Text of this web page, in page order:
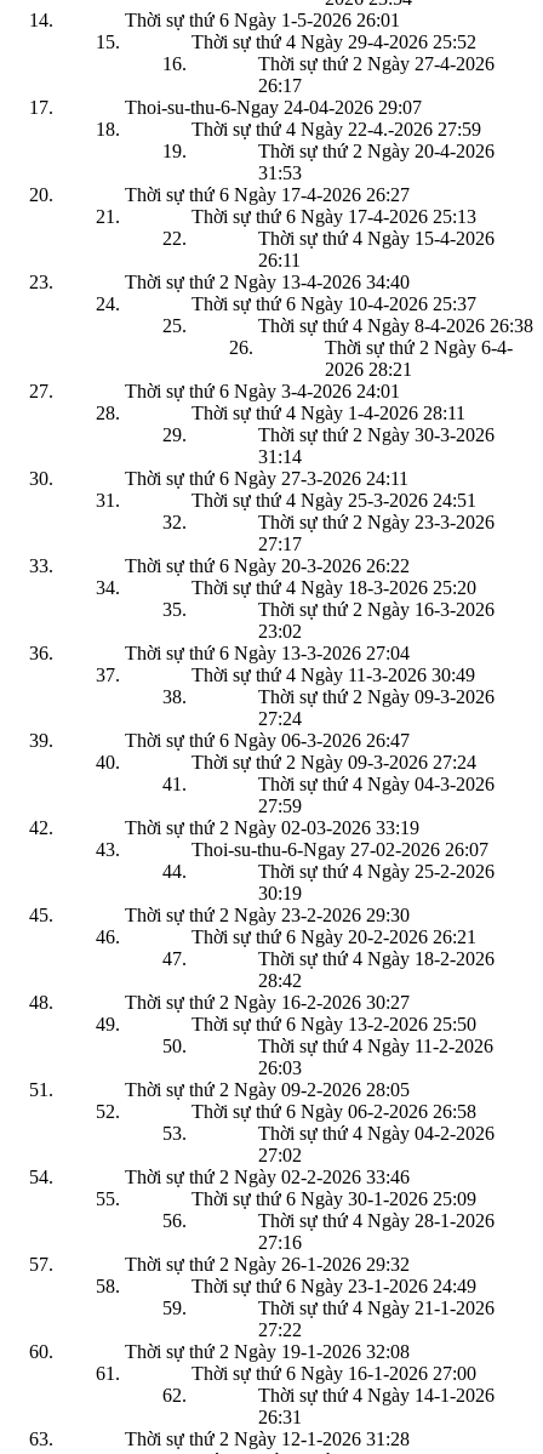
Thời sự thứ 6 Ngày 1-5-2026 26:01
Thời sự thứ 4 Ngày 29-4-2026 25:52
Thời sự thứ 2 Ngày 27-4-2026
26:17
Thoi-su-thu-6-Ngay 24-04-2026 29:07
Thời sự thứ 4 Ngày 22-4.-2026 27:59
Thời sự thứ 2 Ngày 20-4-2026
31:53
Thời sự thứ 6 Ngày 17-4-2026 26:27
Thời sự thứ 6 Ngày 17-4-2026 25:13
Thời sự thứ 4 Ngày 15-4-2026
26:11
Thời sự thứ 2 Ngày 13-4-2026 34:40
Thời sự thứ 6 Ngày 10-4-2026 25:37
Thời sự thứ 4 Ngày 8-4-2026 26:38
Thời sự thứ 2 Ngày 6-4-
2026 28:21
Thời sự thứ 6 Ngày 3-4-2026 24:01
Thời sự thứ 4 Ngày 1-4-2026 28:11
Thời sự thứ 2 Ngày 30-3-2026
31:14
Thời sự thứ 6 Ngày 27-3-2026 24:11
Thời sự thứ 4 Ngày 25-3-2026 24:51
Thời sự thứ 2 Ngày 23-3-2026
27:17
Thời sự thứ 6 Ngày 20-3-2026 26:22
Thời sự thứ 4 Ngày 18-3-2026 25:20
Thời sự thứ 2 Ngày 16-3-2026
23:02
Thời sự thứ 6 Ngày 13-3-2026 27:04
Thời sự thứ 4 Ngày 11-3-2026 30:49
Thời sự thứ 2 Ngày 09-3-2026
27:24
Thời sự thứ 6 Ngày 06-3-2026 26:47
Thời sự thứ 2 Ngày 09-3-2026 27:24
Thời sự thứ 4 Ngày 04-3-2026
27:59
Thời sự thứ 2 Ngày 02-03-2026 33:19
Thoi-su-thu-6-Ngay 27-02-2026 26:07
Thời sự thứ 4 Ngày 25-2-2026
30:19
Thời sự thứ 2 Ngày 23-2-2026 29:30
Thời sự thứ 6 Ngày 20-2-2026 26:21
Thời sự thứ 4 Ngày 18-2-2026
28:42
Thời sự thứ 2 Ngày 16-2-2026 30:27
Thời sự thứ 6 Ngày 13-2-2026 25:50
Thời sự thứ 4 Ngày 11-2-2026
26:03
Thời sự thứ 2 Ngày 09-2-2026 28:05
Thời sự thứ 6 Ngày 06-2-2026 26:58
Thời sự thứ 4 Ngày 04-2-2026
27:02
Thời sự thứ 2 Ngày 02-2-2026 33:46
Thời sự thứ 6 Ngày 30-1-2026 25:09
Thời sự thứ 4 Ngày 28-1-2026
27:16
Thời sự thứ 2 Ngày 26-1-2026 29:32
Thời sự thứ 6 Ngày 23-1-2026 24:49
Thời sự thứ 4 Ngày 21-1-2026
27:22
Thời sự thứ 2 Ngày 19-1-2026 32:08
Thời sự thứ 6 Ngày 16-1-2026 27:00
Thời sự thứ 4 Ngày 14-1-2026
26:31
Thời sự thứ 2 Ngày 12-1-2026 31:28